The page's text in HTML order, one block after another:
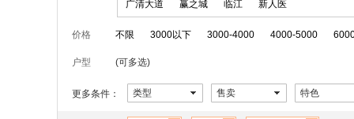
广清大道 赢之城 临江 新人医
价格 不限 3000以下 3000-4000 4000-5000
户型 (可多选)
更多条件： 类型 售卖 特色